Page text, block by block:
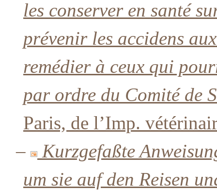
les conserver en santé
prévenir les accidens
remédier à ceux qui
par ordre du Comité de
Paris, de l’Imp.
–
Kurzgefaßte
um sie auf den Reisen